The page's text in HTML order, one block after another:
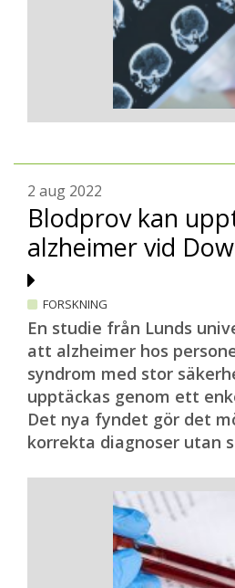
2 aug 2022
Blodprov kan
alzheimer vid
FORSKNING
En studie från Lunds
att alzheimer hos
syndrom med stor
upptäckas genom ett
Det nya fyndet gör det
korrekta diagnoser utan